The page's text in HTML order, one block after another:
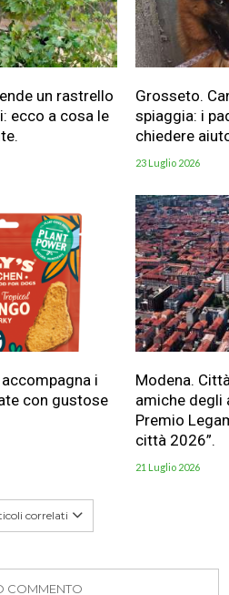
un rastrello
ecco a cosa le
Grosseto.
spiaggia: i
chiedere
23 Luglio 2026
accompagna i
con gustose
Modena.
amiche degli
Premio
città 2026”.
21 Luglio 2026
correlati
COMMENTO